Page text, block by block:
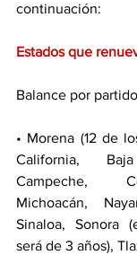
continuación:
Estados que
Balance por
• Morena (12 de
California,
Campeche,
Michoacán,
Sinaloa, Sonora
será de 3 años),